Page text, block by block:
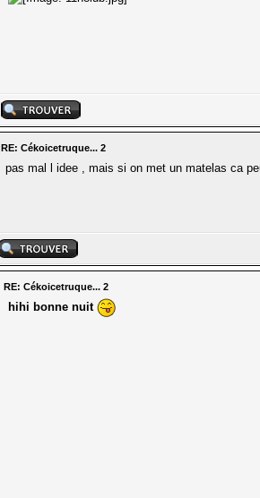
RE: Cékoicetruque... 2
pas mal l idee , mais si on met un matelas ca
RE: Cékoicetruque... 2
hihi bonne nuit